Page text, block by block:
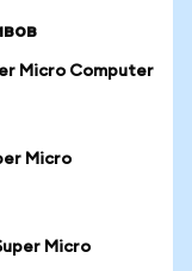
Micro Computer
Micro
Micro